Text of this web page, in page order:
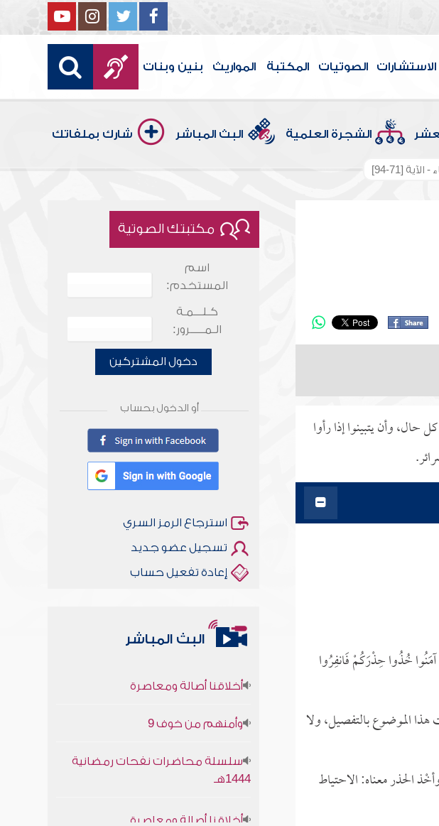
الاستشارات الصوتيات المكتبة المواريث بنين وبنات
الشجرة العلمية البث المباشر شارك بملفاتك
[71-94]
حال، وأن يتبينوا إذا رأوا
آمَنُوا خُذُوا حِذْرَكُمْ فَانفِرُوا
هذا الموضوع بالتفصيل، ولا
الحذر معناه: الاحتياط
مكتبتك الصوتية
اسم
المستخدم:
كـلـــمـة
الـمـــــرور:
دخول المشتركين
أو الدخول بحساب
استرجاع الرمز السري
تسجيل عضو جديد
إعادة تفعيل حساب
البث المباشر
1444هـ